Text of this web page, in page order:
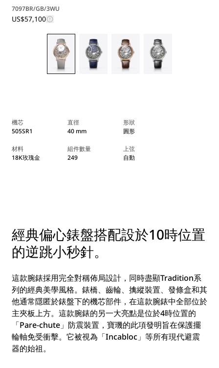
7097BR/GB/3WU
US$57,100
機芯
505SR1
直徑
40 mm
形狀
圓形
材料
18K玫瑰金
組件數量
249
上弦
自動
經典偏心錶盤搭配設於10時位置
的逆跳小秒針。
這款腕錶採用完全對稱佈局設計，同時盡顯Tradition系
列的經典美學風格。錶橋、齒輪、擒縱裝置、發條盒和其
他通常隱匿於錶盤下的機芯部件，在這款腕錶中全部位於
主夾板上方。這款腕錶的另一大亮點是位於4時位置的
「Pare-chute」防震裝置，寶璣的此項發明旨在保護擺
輪軸免受衝擊。它被視為「Incabloc」等所有現代避震
器的始祖。